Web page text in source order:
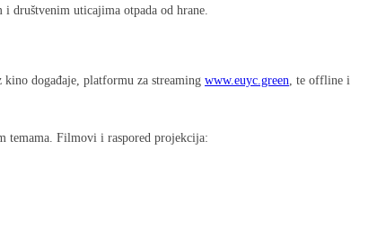
društvenim uticajima otpada od hrane.
događaje, platformu za streaming www.euyc.green, te offline i
temama. Filmovi i raspored projekcija: